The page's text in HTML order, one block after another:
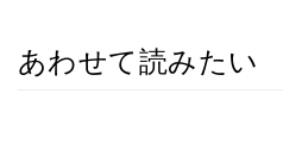
あわせて読みたい